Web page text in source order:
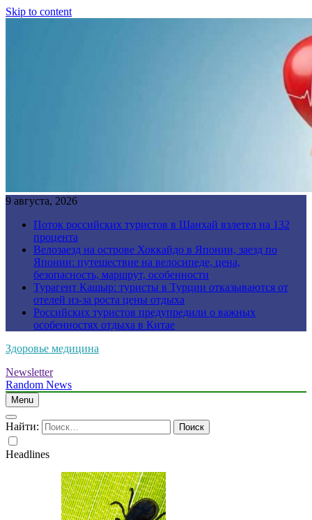
Skip to content
9 августа, 2026
Поток российских туристов в Шанхай взлетел на 132
процента
Велозаезд на острове Хоккайдо в Японии, заезд по
Японии: путешествие на велосипеде, цена,
безопасность, маршрут, особенности
Турагент Кашыр: туристы в Турции отказываются от
отелей из-за роста цены отдыха
Российских туристов предупредили о важных
особенностях отдыха в Китае
Здоровье медицина
Newsletter
Random News
Menu
Найти:
Headlines